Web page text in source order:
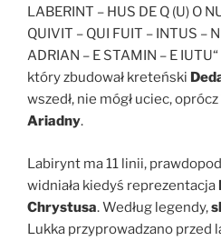
LABERINT – HUS DE Q (U) O
QUIVIT – QUI FUIT – INTUS –
ADRIAN – E STAMIN – E
który zbudował kreteński
wszedł, nie mógł uciec, oprócz
Ariadny.
Labirynt ma 11 linii,
widniała kiedyś reprezentacja
Chrystusa. Według legendy,
Lukka przyprowadzano przed